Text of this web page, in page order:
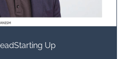
Starting Up